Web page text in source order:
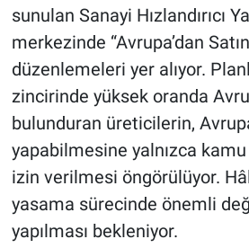
sunulan Sanayi Hızlandırıcı
merkezinde “Avrupa’dan
düzenlemeleri yer alıyor.
zincirinde yüksek oranda
bulunduran üreticilerin,
yapabilmesine yalnızca
izin verilmesi öngörülüyor.
yasama sürecinde önemli
yapılması bekleniyor.